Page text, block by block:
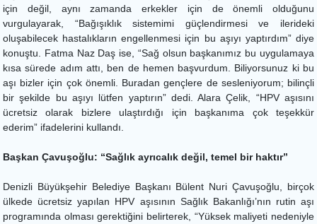
için değil, aynı zamanda erkekler için de önemli olduğunu
vurgulayarak, “Bağışıklık sistemimi güçlendirmesi ve ilerideki
oluşabilecek hastalıkların engellenmesi için bu aşıyı yaptırdım” diye
konuştu. Fatma Naz Daş ise, “Sağ olsun başkanımız bu uygulamaya
kısa sürede adım attı, ben de hemen başvurdum. Biliyorsunuz ki bu
aşı bizler için çok önemli. Buradan gençlere de sesleniyorum; bilinçli
bir şekilde bu aşıyı lütfen yaptırın” dedi. Alara Çelik, “HPV aşısını
ücretsiz olarak bizlere ulaştırdığı için başkanıma çok teşekkür
ederim” ifadelerini kullandı.
Başkan Çavuşoğlu: “Sağlık ayrıcalık değil, temel bir haktır”
Denizli Büyükşehir Belediye Başkanı Bülent Nuri Çavuşoğlu, birçok
ülkede ücretsiz yapılan HPV aşısının Sağlık Bakanlığı’nın rutin aşı
programında olması gerektiğini belirterek, “Yüksek maliyeti nedeniyle